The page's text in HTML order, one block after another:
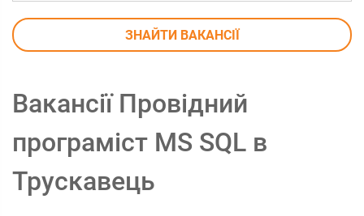
ЗНАЙТИ ВАКАНСІЇ
Вакансії Провідний
програміст MS SQL в
Трускавець